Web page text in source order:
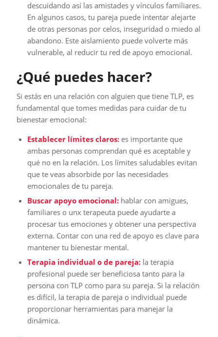
descuidando así las amistades y vínculos familiares.
En algunos casos, tu pareja puede intentar alejarte
de otras personas por celos, inseguridad o miedo al
abandono. Este aislamiento puede volverte más
vulnerable, al reducir tu red de apoyo emocional.
¿Qué puedes hacer?
Si estás en una relación con alguien que tiene TLP, es
fundamental que tomes medidas para cuidar de tu
bienestar emocional:
Establecer límites claros: es importante que
ambas personas comprendan qué es aceptable y
qué no en la relación. Los límites saludables evitan
que te veas absorbide por las necesidades
emocionales de tu pareja.
Buscar apoyo emocional: hablar con amigues,
familiares o unx terapeuta puede ayudarte a
procesar tus emociones y obtener una perspectiva
externa. Contar con una red de apoyo es clave para
mantener tu bienestar mental.
Terapia individual o de pareja: la terapia
profesional puede ser beneficiosa tanto para la
persona con TLP como para su pareja. Si la relación
es difícil, la terapia de pareja o individual puede
proporcionar herramientas para manejar la
dinámica.